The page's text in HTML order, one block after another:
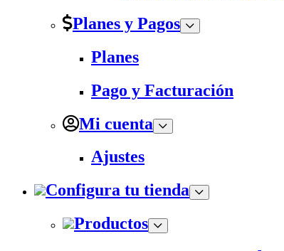
Planes y Pagos
Planes
Pago y Facturación
Mi cuenta
Ajustes
Configura tu tienda
Productos